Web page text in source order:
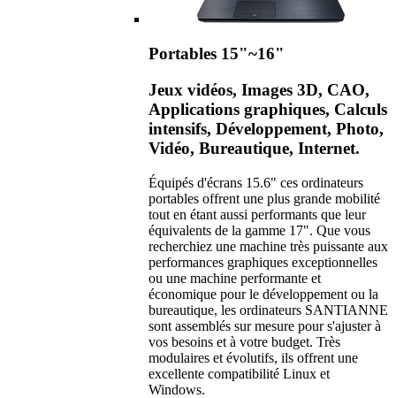
Portables 15"~16"
Jeux vidéos, Images 3D, CAO,
Applications graphiques, Calculs
intensifs, Développement, Photo,
Vidéo, Bureautique, Internet.
Équipés d'écrans 15.6" ces ordinateurs
portables offrent une plus grande mobilité
tout en étant aussi performants que leur
équivalents de la gamme 17". Que vous
recherchiez une machine très puissante aux
performances graphiques exceptionnelles
ou une machine performante et
économique pour le développement ou la
bureautique, les ordinateurs SANTIANNE
sont assemblés sur mesure pour s'ajuster à
vos besoins et à votre budget. Très
modulaires et évolutifs, ils offrent une
excellente compatibilité Linux et
Windows.